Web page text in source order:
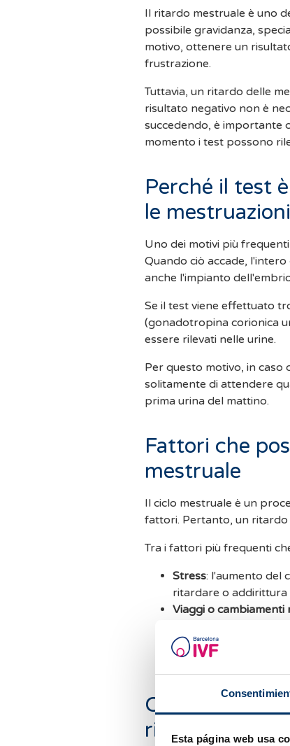
Esta página web usa
Il ritardo mestruale è uno
possibile gravidanza,
motivo, ottenere un
frustrazione.
Tuttavia, un ritardo delle
risultato negativo non è
succedendo, è importante
momento i test possono
Perché il test
le
Uno dei motivi più
Quando ciò accade,
anche l'impianto
Se il test viene effettuato
(gonadotropina corionica
essere rilevati nelle urine.
Per questo motivo, in caso
solitamente di attendere
prima urina del mattino.
Fattori che
mestruale
Il ciclo mestruale è un
fattori. Pertanto, un ritardo
Tra i fattori più frequenti
Stress: l'aumento del
ritardare o addirittura
Viaggi o cambiamenti
Anovulazione
prolungare il tempo
Cause
ritardi